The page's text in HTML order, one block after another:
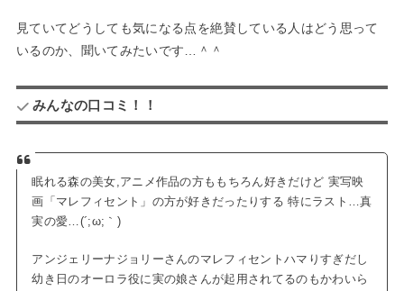
見ていてどうしても気になる点を絶賛している人はどう思って
いるのか、聞いてみたいです…＾＾
みんなの口コミ！！
眠れる森の美女,アニメ作品の方ももちろん好きだけど 実写映
画「マレフィセント」の方が好きだったりする 特にラスト…真
実の愛…(´;ω;｀)
アンジェリーナジョリーさんのマレフィセントハマりすぎだし
幼き日のオーロラ役に実の娘さんが起用されてるのもかわいら